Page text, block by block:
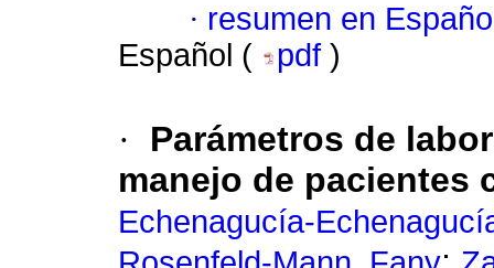
· resumen en
Español (
pdf )
·
Parámetros de
manejo de pacientes
Echenagucía-